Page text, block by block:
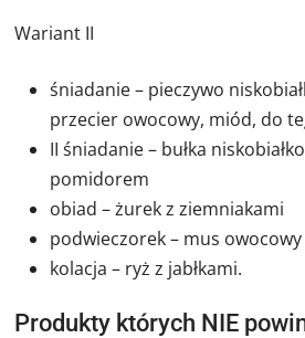
Wariant II
śniadanie – pieczywo
przecier owocowy, miód, do
II śniadanie – bułka
pomidorem
obiad – żurek z ziemniakami
podwieczorek – mus owocowy
kolacja – ryż z jabłkami.
Produkty których NIE